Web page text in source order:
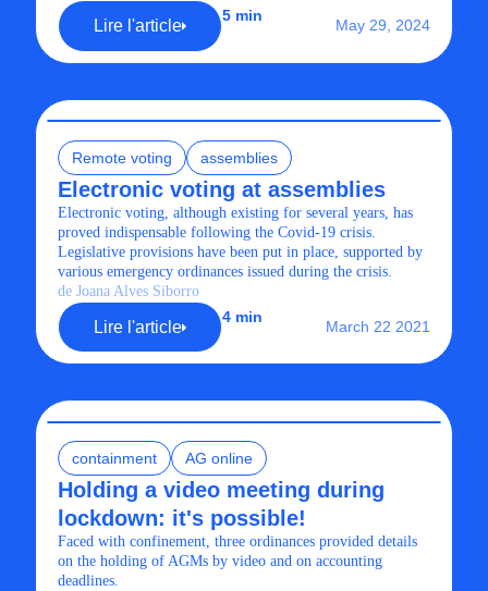
Lire l'article
5 min
May 29, 2024
Remote voting assemblies
Electronic voting at assemblies
Electronic voting, although existing for several years, has
proved indispensable following the Covid-19 crisis.
Legislative provisions have been put in place, supported by
various emergency ordinances issued during the crisis.
de Joana Alves Siborro
Lire l'article
4 min
March 22 2021
containment AG online
Holding a video meeting during
lockdown: it's possible!
Faced with confinement, three ordinances provided details
on the holding of AGMs by video and on accounting
deadlines.